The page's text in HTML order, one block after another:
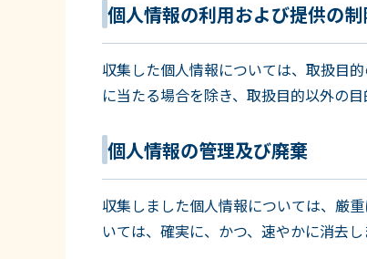
個人情報の利用および提供の制
収集した個人情報については、取扱目
に当たる場合を除き、取扱目的以外の
個人情報の管理及び廃棄
収集しました個人情報については、厳
いては、確実に、かつ、速やかに消去し